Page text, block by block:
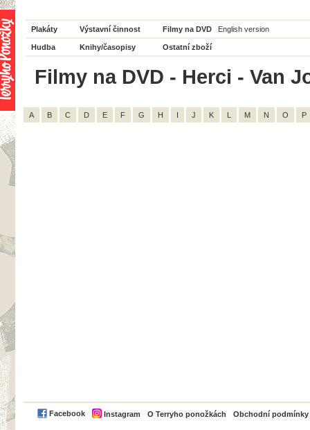
Plakáty Výstavní činnost Filmy na DVD English version
Hudba Knihy/časopisy Ostatní zboží
Filmy na DVD - Herci - Van
A B C D E F G H I J K L M N O P
Facebook Instagram O Terryho ponožkách Obchodní podmínky
PayPal